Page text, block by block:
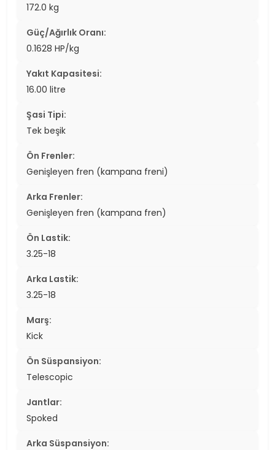
172.0 kg
Güç/Ağırlık Oranı:
0.1628 HP/kg
Yakıt Kapasitesi:
16.00 litre
Şasi Tipi:
Tek beşik
Ön Frenler:
Genişleyen fren (kampana freni)
Arka Frenler:
Genişleyen fren (kampana fren)
Ön Lastik:
3.25-18
Arka Lastik:
3.25-18
Marş:
Kick
Ön Süspansiyon:
Telescopic
Jantlar:
Spoked
Arka Süspansiyon: